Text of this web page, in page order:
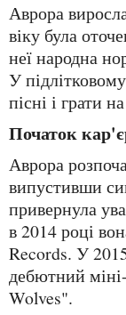
Аврора виросла у творчій родині і в ранньому
віку була
неї народна
У
пісні і грати
Початок
Аврора розпочала свою кар'єру в 2013 році,
випустивши
привернула
в 2014 році
Records. У
дебютний
Wolves".